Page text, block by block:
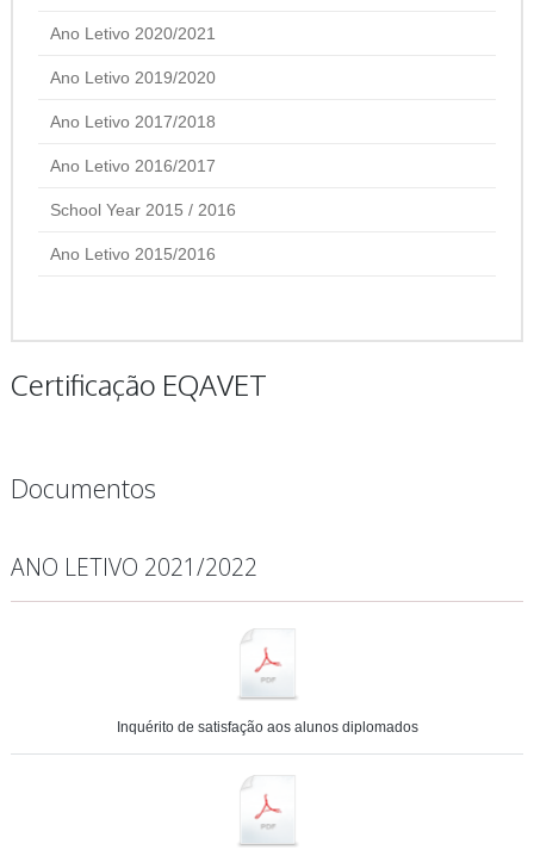
Ano Letivo 2020/2021
Ano Letivo 2019/2020
Ano Letivo 2017/2018
Ano Letivo 2016/2017
School Year 2015 / 2016
Ano Letivo 2015/2016
Certificação EQAVET
Documentos
ANO LETIVO 2021/2022
Inquérito de satisfação aos alunos diplomados